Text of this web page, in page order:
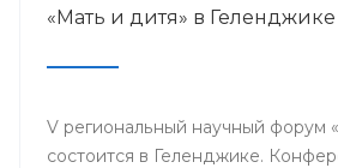
«Мать и дитя» в Геленджике
V региональный научный форум
состоится в Геленджике.